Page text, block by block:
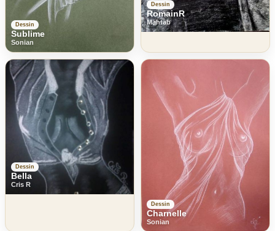
Dessin
Sublime
Sonian
Dessin
RomainR
Mahtab
Dessin
Bella
Cris R
Dessin
Charnelle
Sonian